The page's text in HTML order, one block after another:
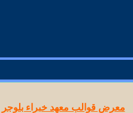
معرض قوالب معهد خبراء بلوجر